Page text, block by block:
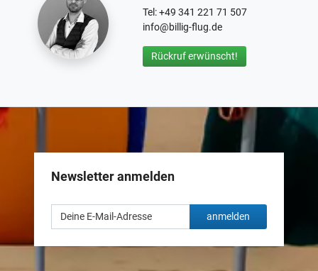
Tel: +49 341 221 71 507
info@billig-flug.de
Rückruf erwünscht!
Newsletter anmelden
anmelden